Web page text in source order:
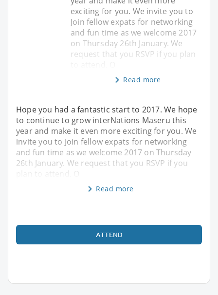
exciting for you. We invite you to
Join fellow expats for networking
and fun time as we welcome 2017
on Thursday 26th January. We
request that you RSVP if you plan
Read more
Hope you had a fantastic start to 2017. We hope
to continue to grow interNations Maseru this
year and make it even more exciting for you. We
invite you to Join fellow expats for networking
and fun time as we welcome 2017 on Thursday
26th January. We request that you RSVP if you
Read more
ATTEND